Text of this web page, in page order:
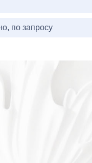
по запросу